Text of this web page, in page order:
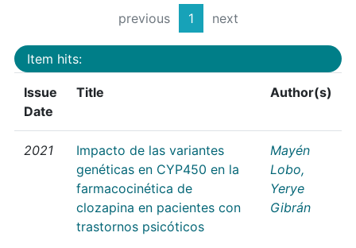
previous 1 next
Item hits:
Issue
Date
Title Author(s)
2021
Impacto de las variantes
genéticas en CYP450 en la
farmacocinética de
clozapina en pacientes con
trastornos psicóticos
Mayén
Lobo,
Yerye
Gibrán